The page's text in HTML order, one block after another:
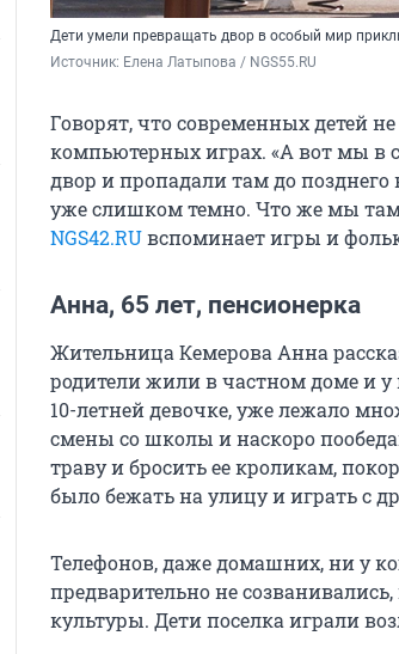
Дети умели превращать двор в особый мир
Источник: Елена Латыпова / NGS55.RU
Говорят, что современных детей
компьютерных играх. «А вот мы в
двор и пропадали там до
уже слишком темно. Что же мы там
NGS42.RUвспоминает игры и
Анна, 65 лет, пенсионерка
Жительница Кемерова Анна
родители жили в частном доме и
10-летнейдевочке, уже лежало
смены со школы и наскоро
траву и бросить ее кроликам,
было бежать на улицу и играть с
Телефонов, даже домашних, ни у
предварительно не
культуры. Дети поселка играли